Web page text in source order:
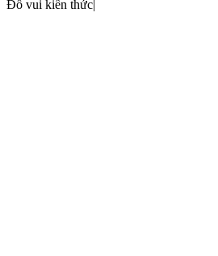
Đố vui kiến thức|